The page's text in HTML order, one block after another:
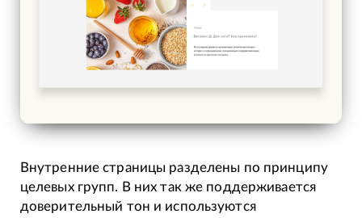
Внутренние страницы разделены по принципу
целевых групп. В них так же поддерживается
доверительный тон и используются